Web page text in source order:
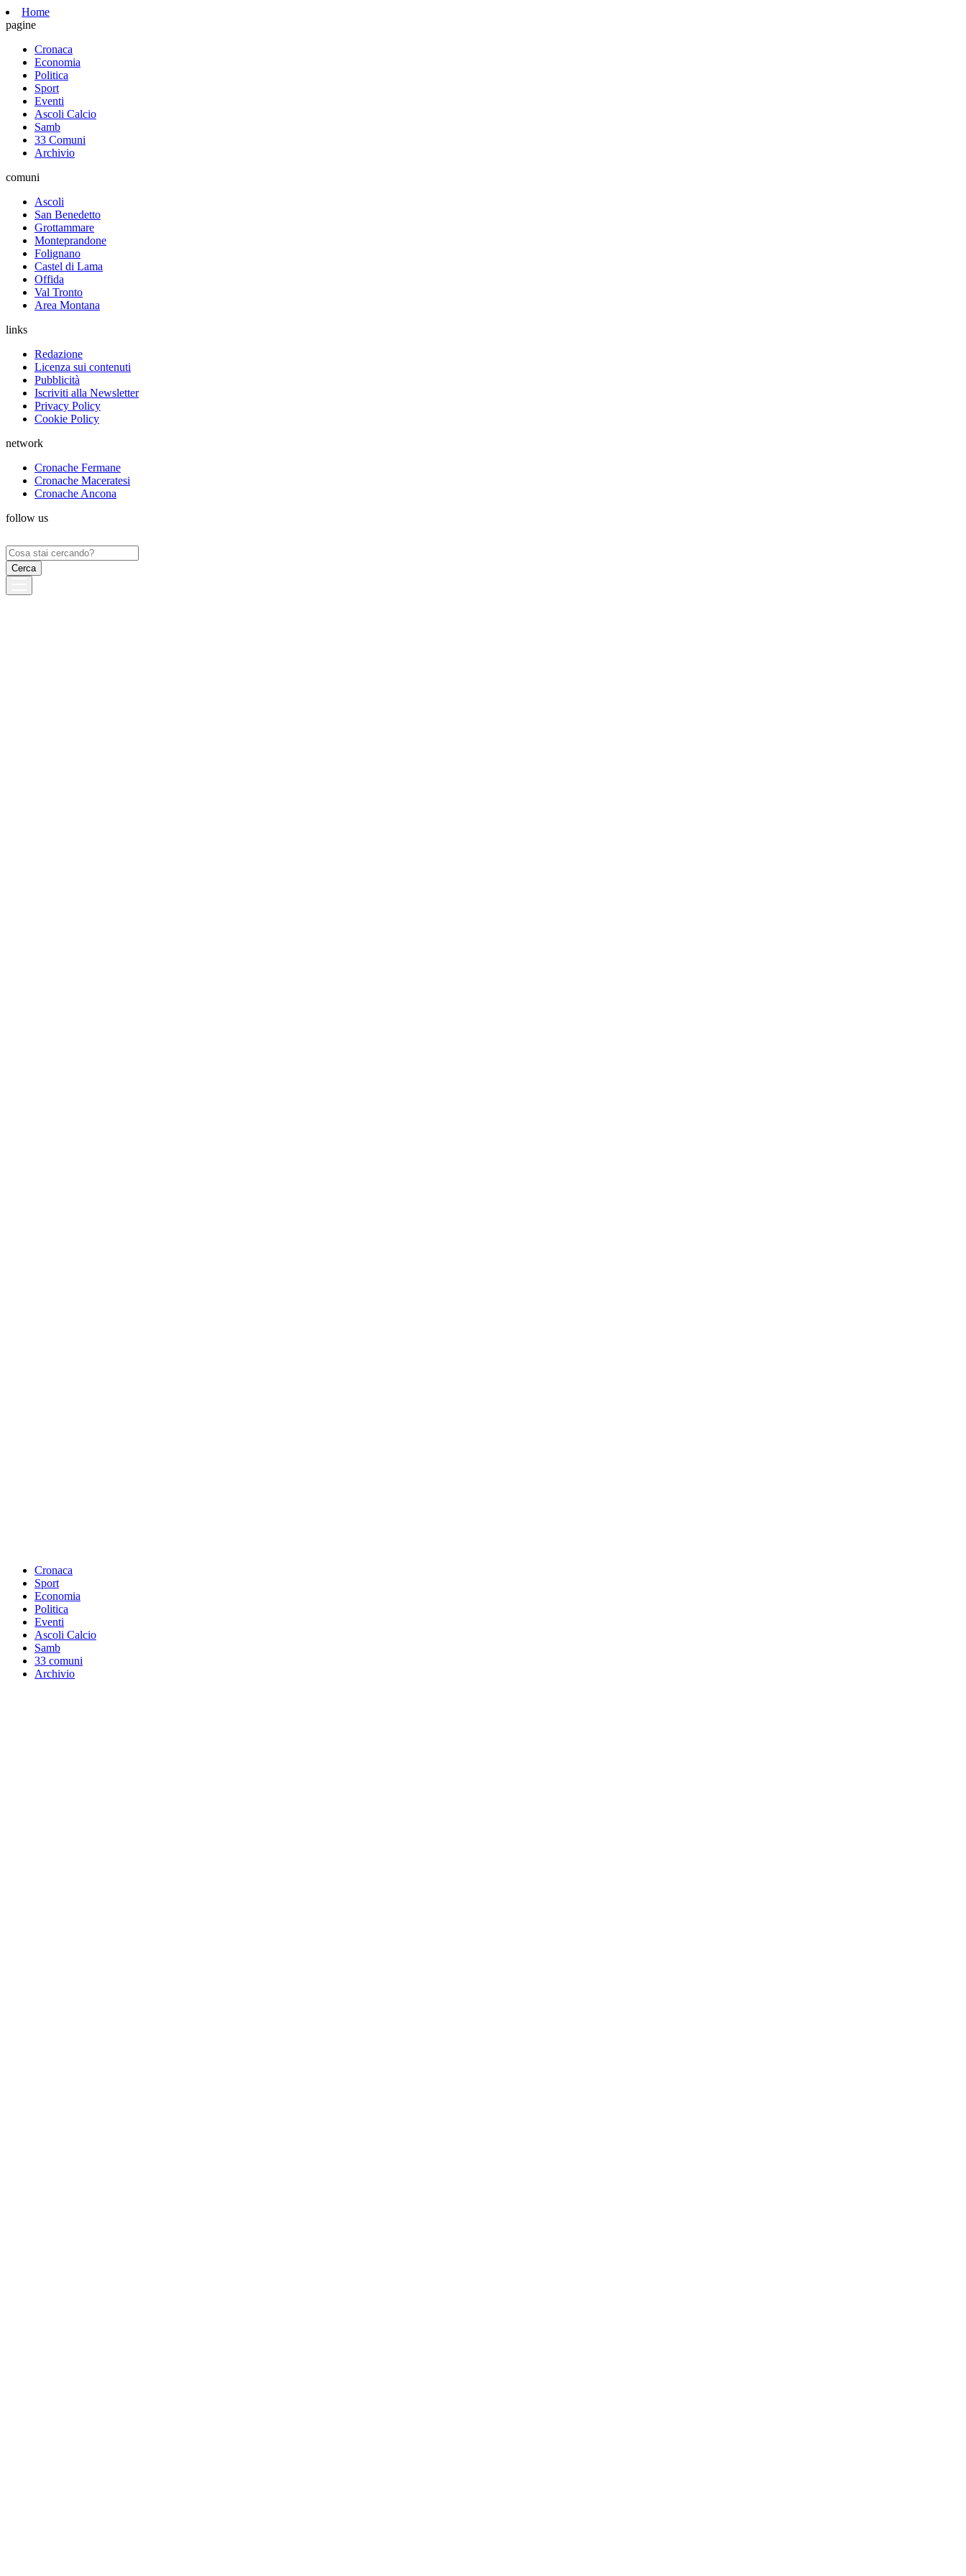
Home
pagine
Cronaca
Economia
Politica
Sport
Eventi
Ascoli Calcio
Samb
33 Comuni
Archivio
comuni
Ascoli
San Benedetto
Grottammare
Monteprandone
Folignano
Castel di Lama
Offida
Val Tronto
Area Montana
links
Redazione
Licenza sui contenuti
Pubblicità
Iscriviti alla Newsletter
Privacy Policy
Cookie Policy
network
Cronache Fermane
Cronache Maceratesi
Cronache Ancona
follow us
Ricerca
per:
Cronaca
Sport
Economia
Politica
Eventi
Ascoli Calcio
Samb
33 comuni
Archivio